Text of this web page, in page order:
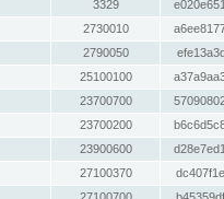
3329
2730010
2790050
25100100
23700700
23700200
23900600
27100370